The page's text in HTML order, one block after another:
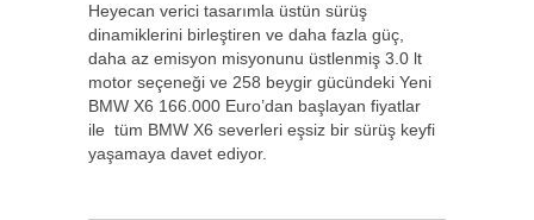
Heyecan verici tasarımla üstün sürüş
dinamiklerini birleştiren ve daha fazla güç,
daha az emisyon misyonunu üstlenmiş 3.0 lt
motor seçeneği ve 258 beygir gücündeki Yeni
BMW X6 166.000 Euro’dan başlayan fiyatlar
ile tüm BMW X6 severleri eşsiz bir sürüş keyfi
yaşamaya davet ediyor.